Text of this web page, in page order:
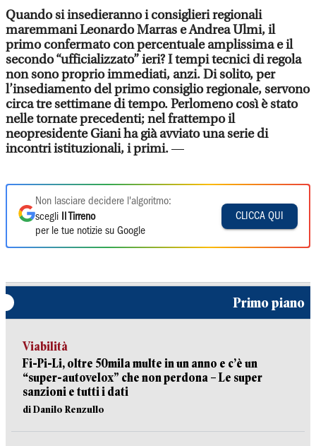
Quando si insedieranno i consiglieri regionali
maremmani Leonardo Marras e Andrea Ulmi, il
primo confermato con percentuale amplissima e il
secondo “ufficializzato” ieri? I tempi tecnici di regola
non sono proprio immediati, anzi. Di solito, per
l’insediamento del primo consiglio regionale, servono
circa tre settimane di tempo. Perlomeno così è stato
nelle tornate precedenti; nel frattempo il
neopresidente Giani ha già avviato una serie di
incontri istituzionali, i primi.—
Non lasciare decidere l'algoritmo:
scegli
Il Tirreno
per le tue notizie su Google
CLICCA QUI
Primo piano
Viabilità
Fi-Pi-Li, oltre 50mila multe in un anno e c’è un
“super-autovelox” che non perdona – Le super
sanzioni e tutti i dati
di Danilo Renzullo